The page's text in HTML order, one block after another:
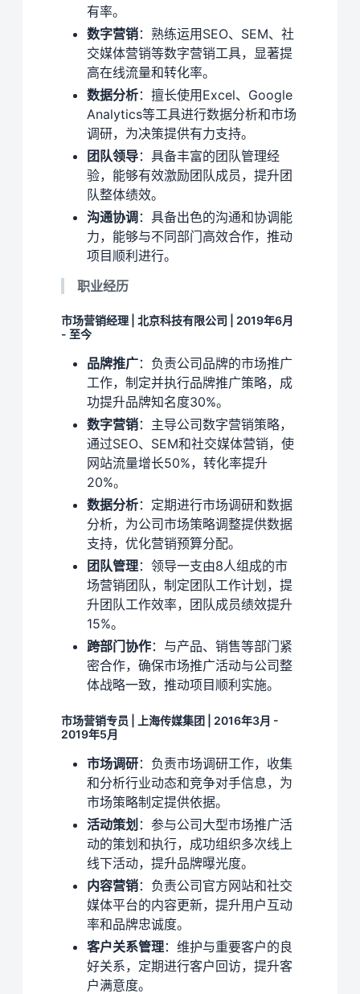
有率。
数字营销：熟练运用SEO、SEM、社
交媒体营销等数字营销工具，显著提
高在线流量和转化率。
数据分析：擅长使用Excel、Google
Analytics等工具进行数据分析和市场
调研，为决策提供有力支持。
团队领导：具备丰富的团队管理经
验，能够有效激励团队成员，提升团
队整体绩效。
沟通协调：具备出色的沟通和协调能
力，能够与不同部门高效合作，推动
项目顺利进行。
职业经历
市场营销经理 | 北京科技有限公司 | 2019年6月
- 至今
品牌推广：负责公司品牌的市场推广
工作，制定并执行品牌推广策略，成
功提升品牌知名度30%。
数字营销：主导公司数字营销策略，
通过SEO、SEM和社交媒体营销，使
网站流量增长50%，转化率提升
20%。
数据分析：定期进行市场调研和数据
分析，为公司市场策略调整提供数据
支持，优化营销预算分配。
团队管理：领导一支由8人组成的市
场营销团队，制定团队工作计划，提
升团队工作效率，团队成员绩效提升
15%。
跨部门协作：与产品、销售等部门紧
密合作，确保市场推广活动与公司整
体战略一致，推动项目顺利实施。
市场营销专员 | 上海传媒集团 | 2016年3月 -
2019年5月
市场调研：负责市场调研工作，收集
和分析行业动态和竞争对手信息，为
市场策略制定提供依据。
活动策划 ：参与公司大型市场推广活
动的策划和执行，成功组织多次线上
线下活动，提升品牌曝光度。
内容营销：负责公司官方网站和社交
媒体平台的内容更新，提升用户互动
率和品牌忠诚度。
客户关系管理：维护与重要客户的良
好关系，定期进行客户回访，提升客
户满意度。